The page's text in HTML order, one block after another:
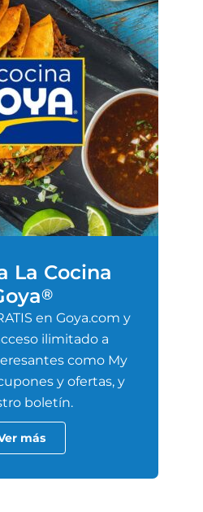
La Cocina
®
en Goya.com y
ilimitado a
como My
y ofertas, y
boletín.
más